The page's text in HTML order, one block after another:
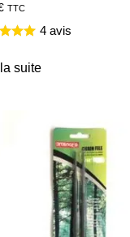
TTC
4 avis
suite